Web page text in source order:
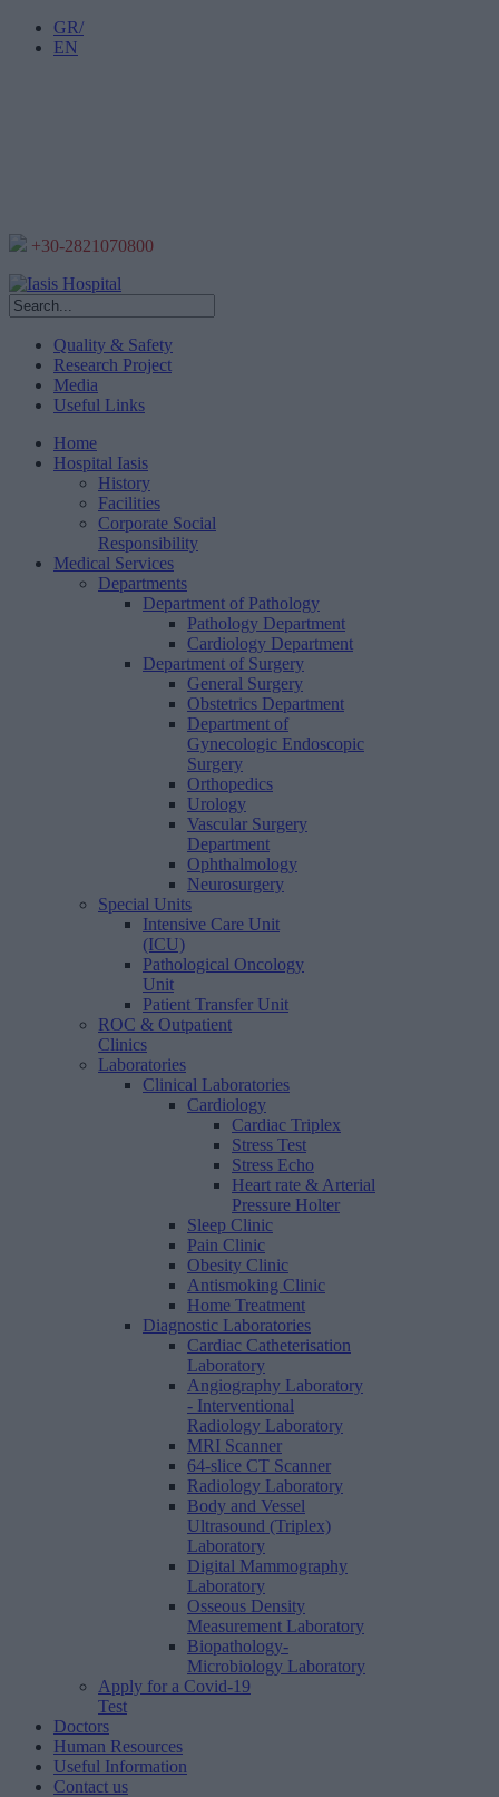
GR/
EN
+30-2821070800
Quality & Safety
Research Project
Media
Useful Links
Home
Hospital Iasis
History
Facilities
Corporate Social
Responsibility
Medical Services
Departments
Department of Pathology
Pathology Department
Cardiology Department
Department of Surgery
General Surgery
Obstetrics Department
Department of
Gynecologic Endoscopic
Surgery
Orthopedics
Urology
Vascular Surgery
Department
Ophthalmology
Neurosurgery
Special Units
Intensive Care Unit
(ICU)
Pathological Oncology
Unit
Patient Transfer Unit
ROC & Outpatient
Clinics
Laboratories
Clinical Laboratories
Cardiology
Cardiac Triplex
Stress Test
Stress Echo
Heart rate & Arterial
Pressure Holter
Sleep Clinic
Pain Clinic
Obesity Clinic
Antismoking Clinic
Home Treatment
Diagnostic Laboratories
Cardiac Catheterisation
Laboratory
Angiography Laboratory
- Interventional
Radiology Laboratory
MRI Scanner
64-slice CT Scanner
Radiology Laboratory
Body and Vessel
Ultrasound (Triplex)
Laboratory
Digital Mammography
Laboratory
Osseous Density
Measurement Laboratory
Biopathology-
Microbiology Laboratory
Apply for a Covid-19
Test
Doctors
Human Resources
Useful Information
Contact us